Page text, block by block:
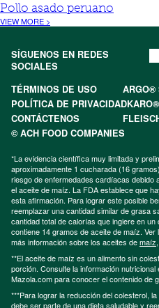
Pollo asado peruano
VIEW MORE >
SÍGUENOS EN REDES
SOCIALES
TÉRMINOS DE USO
ARGO®
POLÍTICA DE PRIVACIDAD
CONTÁCTENOS
© ACH FOOD COMPANIES
*La evidencia científica muy limitada y
aproximadamente 1 cucharada (16
riesgo de enfermedades cardíacas debido
el aceite de maíz. La FDA establece que
esta afirmación. Para lograr este posible
reemplazar una cantidad similar de grasa
cantidad total de calorías que ingiere en
contiene 14 gramos de aceite de maíz.
más información sobre los aceites demaíz,
**El aceite de maíz es un alimento sin
porción. Consulte la información
Mazola.com para conocer el contenido de
***Para lograr la reducción del colesterol,
debe ser parte de una dieta saludable y